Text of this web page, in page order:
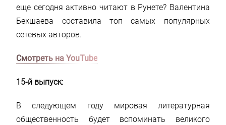
еще сегодня активно читают в Рунете? Валентина
Бекшаева составила топ самых популярных
сетевых авторов.
Смотреть на YouTube
15-й выпуск:
В следующем году мировая литературная
общественность будет вспоминать великого